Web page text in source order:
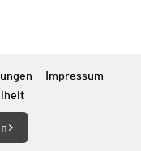
Impressum